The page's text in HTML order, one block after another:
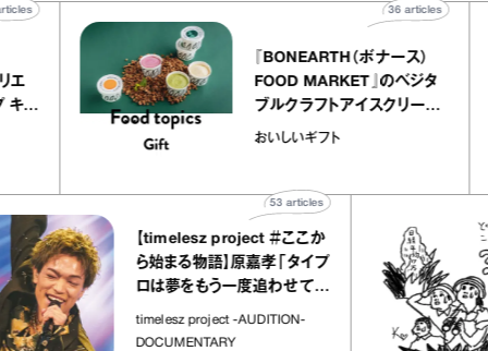
トリエ
ープ キャ
40articles
『BONEARTH（ボナース）
FOOD MARKET』のベジタ
ブルクラフトアイスクリーム
｜真野知子の「おいしいギフ
おいしいギフト
36articles
【timelesz project ＃ここか
ら始まる物語】原嘉孝「タイプ
ロは夢をもう一度追わせてく
れた場所」
timelesz project -AUDITION-
DOCUMENTARY
articles